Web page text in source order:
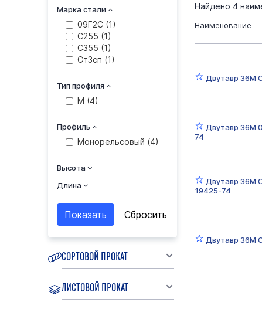
Марка стали
09Г2С (1)
С255 (1)
С355 (1)
Ст3сп (1)
Тип профиля
М (4)
Профиль
Монорельсовый (4)
Высота
Длина
СОРТОВОЙ ПРОКАТ
ЛИСТОВОЙ ПРОКАТ
Найдено 4
Наименование
Двутавр 36М
Двутавр 36М
74
Двутавр 36М
19425-74
Двутавр 36М